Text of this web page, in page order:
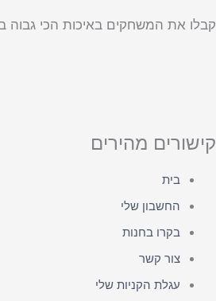
קבלו את המשחקים באיכות הכי גבוה
קישורים מהירים
בית
החשבון שלי
בקרו בחנות
צור קשר
עגלת הקניות שלי